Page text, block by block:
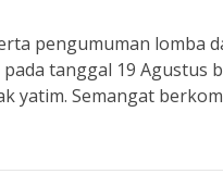
pengumuman lomba
tanggal 19 Agustus
yatim. Semangat